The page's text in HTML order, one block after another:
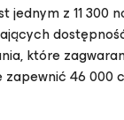
z 11
które
46 000